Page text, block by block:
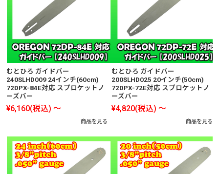
むとひろ ガイドバー
240SLHD009 24インチ(60cm)
72DPX-84E対応 スプロケットノ
ーズバー
¥6,160(税込) ～
商品を見る
むとひろ ガイドバー
200SLHD025 20インチ(50cm)
72DPX-72E対応 スプロケットノ
ーズバー
¥4,820(税込) ～
商品を見る